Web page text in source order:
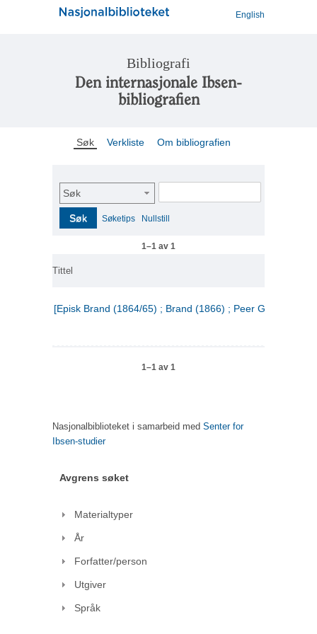
English
Bibliografi
Den internasjonale Ibsen-
bibliografien
Søk Verkliste Om bibliografien
Søk
Søk Søketips Nullstill
1–1 av 1
Tittel
[Episk Brand (1864/65) ; Brand (1866) ; Peer Gynt (1867)]
1–1 av 1
Nasjonalbiblioteket i samarbeid med Senter for
Ibsen-studier
Avgrens søket
Materialtyper
År
Forfatter/person
Utgiver
Språk